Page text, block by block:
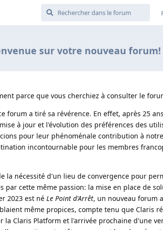
sur votre nouveau forum!
parce que vous cherchiez à consulter le
forum a tiré sa révérence. En effet, après 25
à jour et l'évolution des préférences des
pour leur phénoménale contribution à
incontournable pour les membres
la nécessité d'un lieu de convergence pour
par cette même passion: la mise en place de
2023 est né Le Point d'Arrêt, un nouveau forum
même propices, compte tenu que Claris
la Claris Platform et l'arrivée prochaine d'une